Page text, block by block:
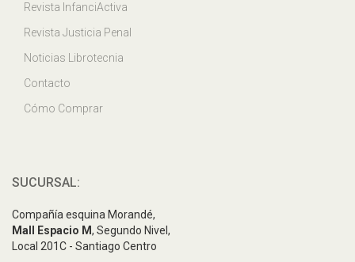
Revista InfanciActiva
Revista Justicia Penal
Noticias Librotecnia
Contacto
Cómo Comprar
SUCURSAL:
Compañía esquina Morandé,
Mall Espacio M, Segundo Nivel,
Local 201C - Santiago Centro